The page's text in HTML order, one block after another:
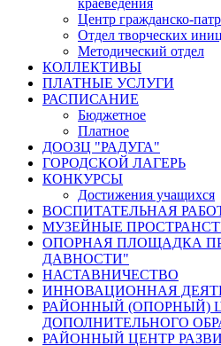
Центр гражданско-
Отдел творческих
Методический отдел
КОЛЛЕКТИВЫ
ПЛАТНЫЕ УСЛУГИ
РАСПИСАНИЕ
Бюджетное
Платное
ДООЗЦ "РАДУГА"
ГОРОДСКОЙ ЛАГЕРЬ
КОНКУРСЫ
Достижения учащихся
ВОСПИТАТЕЛЬНАЯ
МУЗЕЙНЫЕ
ОПОРНАЯ ПЛОЩАДКА
ДАВНОСТИ"
НАСТАВНИЧЕСТВО
ИННОВАЦИОННАЯ
РАЙОННЫЙ (ОПОРНЫЙ)
ДОПОЛНИТЕЛЬНОГО
РАЙОННЫЙ ЦЕНТР